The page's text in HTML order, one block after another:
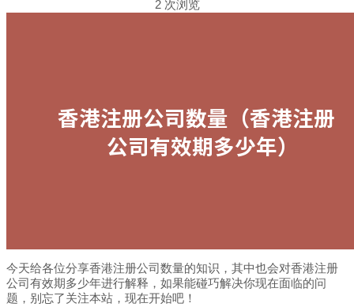
2 次浏览
今天给各位分享香港注册公司数量的知识，其中也会对香港注册
公司有效期多少年进行解释，如果能碰巧解决你现在面临的问
题，别忘了关注本站，现在开始吧！